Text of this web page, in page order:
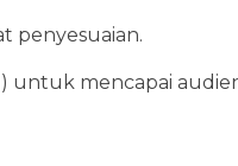
penyesuaian.
untuk mencapai